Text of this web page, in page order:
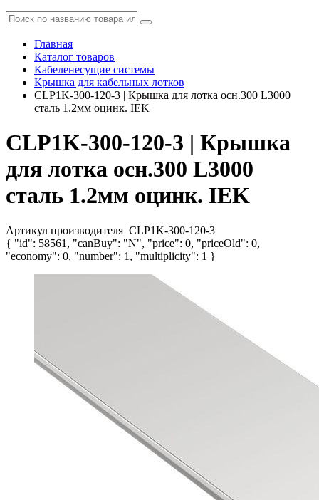
Главная
Каталог товаров
Кабеленесущие системы
Крышка для кабельных лотков
CLP1K-300-120-3 | Крышка для лотка осн.300 L3000
сталь 1.2мм оцинк. IEK
CLP1K-300-120-3 | Крышка
для лотка осн.300 L3000
сталь 1.2мм оцинк. IEK
Артикул производителя CLP1K-300-120-3
{ "id": 58561, "canBuy": "N", "price": 0, "priceOld": 0,
"economy": 0, "number": 1, "multiplicity": 1 }